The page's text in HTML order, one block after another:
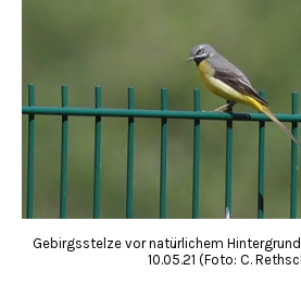
Gebirgsstelze vor natürlichem
10.05.21 (Foto: C.